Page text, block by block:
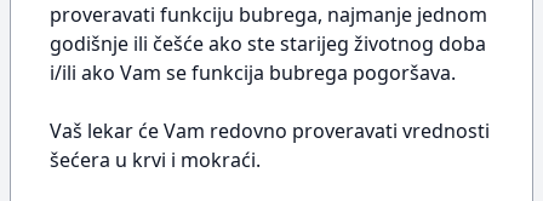
proveravati funkciju bubrega, najmanje jednom
godišnje ili češće ako ste starijeg životnog doba
i/ili ako Vam se funkcija bubrega pogoršava.
Vaš lekar će Vam redovno proveravati vrednosti
šećera u krvi i mokraći.